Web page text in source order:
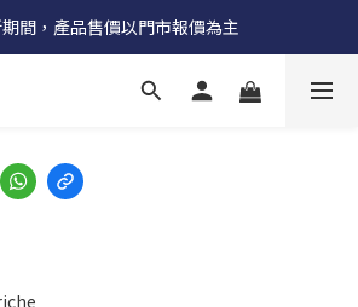
漲，法國自 5/18 起全系列產品調漲 3%
間，產品售價以門市報價為主
漲，法國自 5/18 起全系列產品調漲 3%